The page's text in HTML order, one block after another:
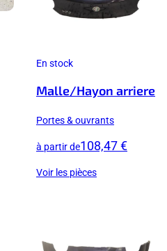
En stock
Malle/Hayon arriere
Portes & ouvrants
à partir de108,47 €
Voir les pièces